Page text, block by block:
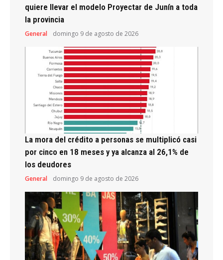
quiere llevar el modelo Proyectar de Junín a toda
la provincia
General domingo 9 de agosto de 2026
La mora del crédito a personas se multiplicó casi
por cinco en 18 meses y ya alcanza al 26,1% de
los deudores
General domingo 9 de agosto de 2026